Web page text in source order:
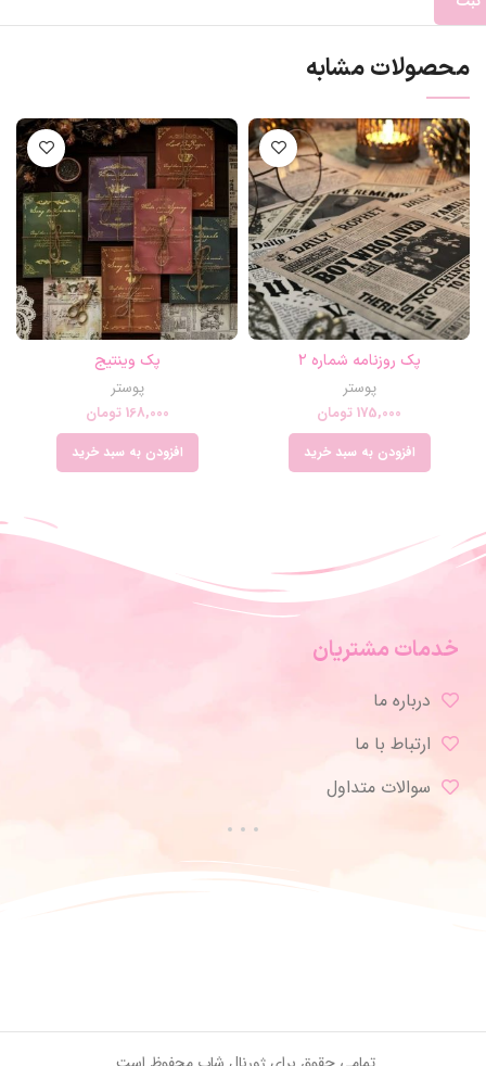
محصولات مشابه
پک روزنامه شماره ۲
پوستر
175,000تومان
افزودن به سبد خرید
پک وینتیج
پوستر
168,000 تومان
افزودن به سبد خرید
خدمات مشتریان
درباره ما
ارتباط با ما
سوالات متداول